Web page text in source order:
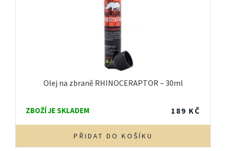
Olej na zbraně RHINOCERAPTOR – 30ml
ZBOŽÍ JE SKLADEM 189 KČ
PŘIDAT DO KOŠÍKU